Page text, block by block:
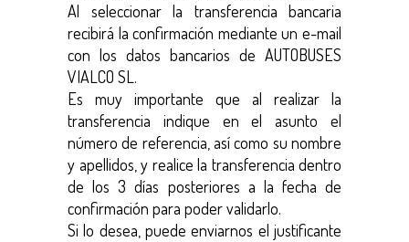
Al seleccionar la transferencia bancaria
recibirá la confirmación mediante un e-mail
con los datos bancarios de AUTOBUSES
VIALCO SL.
Es muy importante que al realizar la
transferencia indique en el asunto el
número de referencia, así como su nombre
y apellidos, y realice la transferencia dentro
de los 3 días posteriores a la fecha de
confirmación para poder validarlo.
Si lo desea, puede enviarnos el justificante